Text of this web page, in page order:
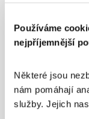
Používáme
nejpříjemnější
Některé jsou
nám pomáhají
služby. Jejich
aktivity